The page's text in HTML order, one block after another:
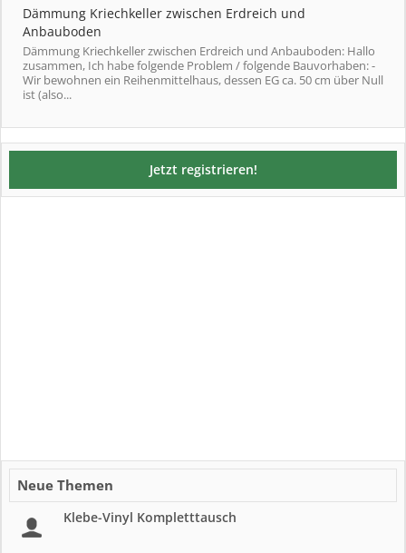
Dämmung Kriechkeller zwischen Erdreich und
Anbauboden
Dämmung Kriechkeller zwischen Erdreich und Anbauboden: Hallo
zusammen, Ich habe folgende Problem / folgende Bauvorhaben: -
Wir bewohnen ein Reihenmittelhaus, dessen EG ca. 50 cm über Null
ist (also...
Jetzt registrieren!
Neue Themen
Klebe-Vinyl Kompletttausch